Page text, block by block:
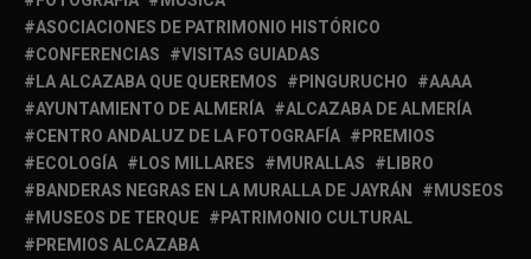
ASOCIACIONES DE PATRIMONIO HISTÓRICO
CONFERENCIAS
VISITAS GUIADAS
LA ALCAZABA QUE QUEREMOS
PINGURUCHO
AAAA
AYUNTAMIENTO DE ALMERÍA
ALCAZABA DE ALMERÍA
CENTRO ANDALUZ DE LA FOTOGRAFÍA
PREMIOS
ECOLOGÍA
LOS MILLARES MURALLAS
LIBRO
BANDERAS NEGRAS EN LA MURALLA DE JAYRÁN
MUSEOS
MUSEOS DE TERQUE
PATRIMONIO CULTURAL
PREMIOS ALCAZABA